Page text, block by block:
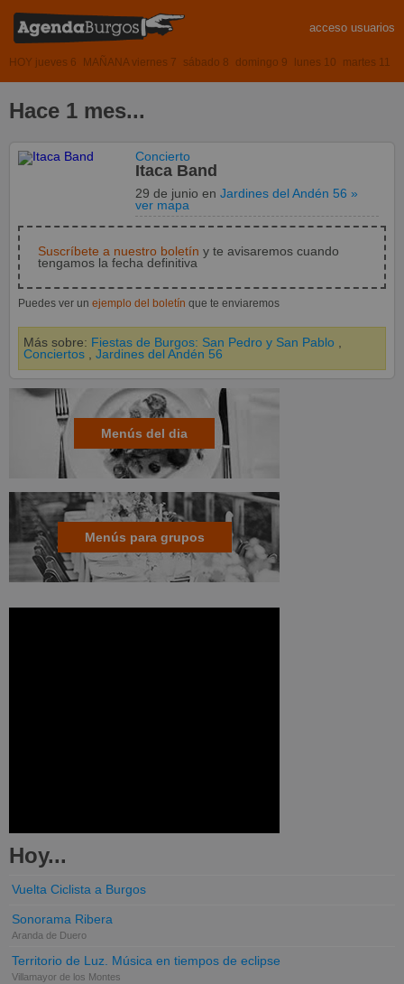
acceso usuarios
HOY jueves 6 MAÑANA viernes 7 sábado 8 domingo 9 lunes 10 martes 11
Hace 1 mes...
Concierto
Itaca Band
29 de junioenJardines del Andén 56 »
ver mapa
Suscríbete a nuestro boletín y te avisaremos cuando
tengamos la fecha definitiva
Puedes ver un ejemplo del boletín que te enviaremos
Más sobre: Fiestas de Burgos: San Pedro y San Pablo
Conciertos
Jardines del Andén 56
Menús del dia
Menús para grupos
Hoy...
Vuelta Ciclista a Burgos
Sonorama Ribera
Aranda de Duero
Territorio de Luz. Música en tiempos de eclipse
Villamayor de los Montes